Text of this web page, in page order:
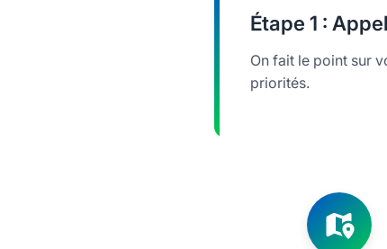
Étape 1 :
On fait le point sur
priorités.